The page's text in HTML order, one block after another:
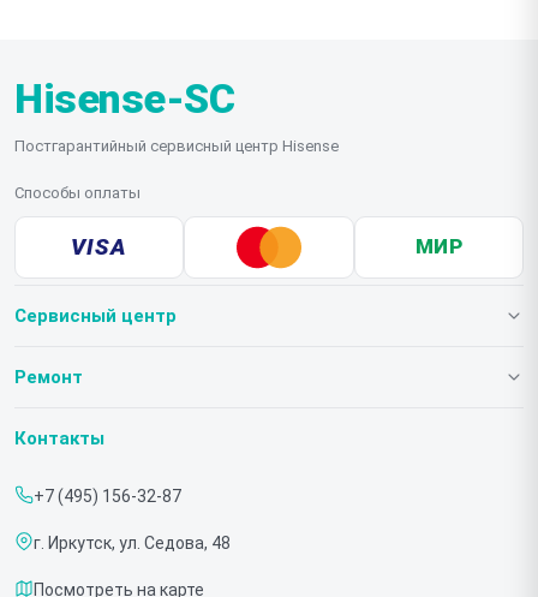
Hisense-SC
Постгарантийный сервисный центр Hisense
Способы оплаты
VISA МИР
Сервисный центр
О нашем сервисе
Срочный ремонт
Доставка и способы оплаты
Ремонт
Телевизоров
Контакты
+7 (495) 156-32-87
г. Иркутск, ул. Седова, 48
Посмотреть на карте